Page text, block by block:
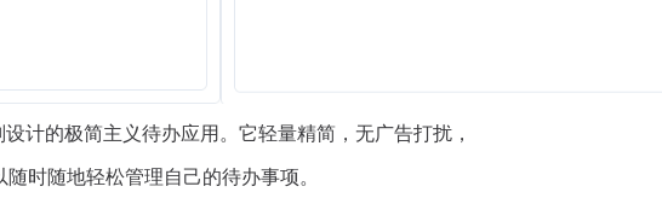
计的极简主义待办应用。它轻量精简，无广告打扰，
时随地轻松管理自己的待办事项。